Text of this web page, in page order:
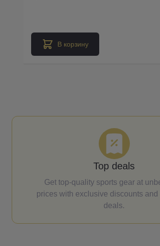
В корзину
Top deals
Get top-quality sports gear at
prices with exclusive discounts and
deals.